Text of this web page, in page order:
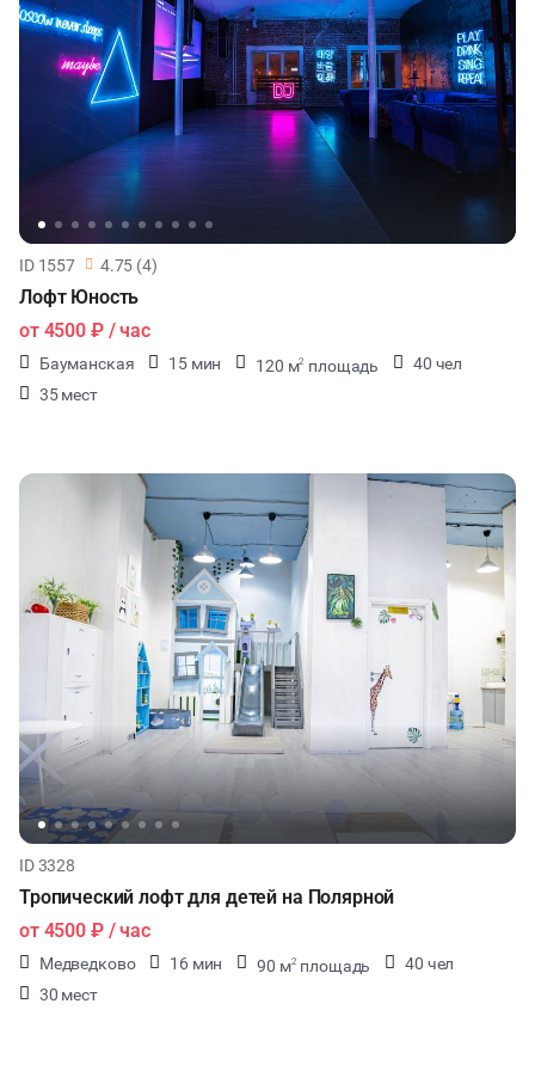
ФОТОСЕССИИ
БАНКЕТЫ
ЮБИЛЕЙ
ВЫПУСКНЫЕ
МАЛЬЧИШНИК
ДИСКОТЕКА
НОВЫЙ ГОД
МАСТЕР-КЛАСС
СЕМИНАРЫ
ТАНЦЫ
ВЫСТАВКИ
КАСТИНГИ
НАСТОЛЬНЫЕ ИГРЫ
ФУРШЕТЫ
ID 1557 4.75 (4)
Лофт Юность
от 4500 ₽/ час
Бауманская 15 мин 120 м2 площадь
40 чел
35 мест
ID 3328
Тропический лофт для детей на Полярной
от 4500 ₽/ час
Медведково 16 мин 90 м2 площадь
40 чел
30 мест